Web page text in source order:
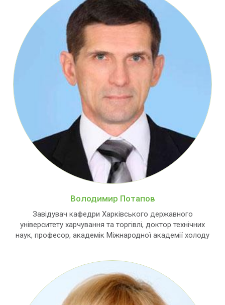
Володимир Потапов
Завідувач кафедри Харківського державного
університету харчування та торгівлі, доктор технічних
наук, професор, академік Міжнародної академії холоду